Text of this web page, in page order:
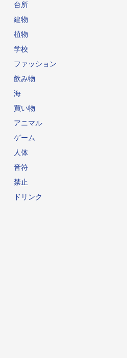
台所
建物
植物
学校
ファッション
飲み物
海
買い物
アニマル
ゲーム
人体
音符
禁止
ドリンク